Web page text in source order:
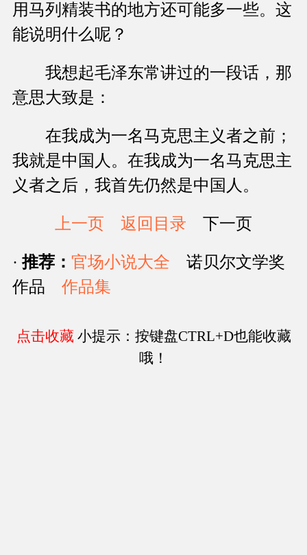
用马列精装书的地方还可能多一些。这
能说明什么呢？
我想起毛泽东常讲过的一段话，那
意思大致是：
在我成为一名马克思主义者之前；
我就是中国人。在我成为一名马克思主
义者之后，我首先仍然是中国人。
上一页 返回目录 下一页
· 推荐： 官场小说大全 诺贝尔文学奖
作品 作品集
点击收藏 小提示：按键盘CTRL+D也能收藏
哦！